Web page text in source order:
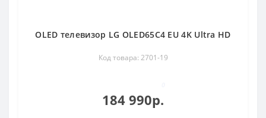
OLED телевизор LG OLED65C4 EU 4K Ultra HD
Код товара: 2701-19
184 990р.